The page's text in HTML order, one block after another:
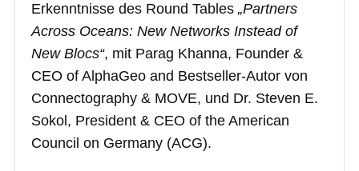
Erkenntnisse des Round Tables „Partners
Across Oceans: New Networks Instead of
New Blocs“, mit Parag Khanna, Founder &
CEO of AlphaGeo and Bestseller-Autor von
Connectography & MOVE, und Dr. Steven E.
Sokol, President & CEO of the American
Council on Germany (ACG).